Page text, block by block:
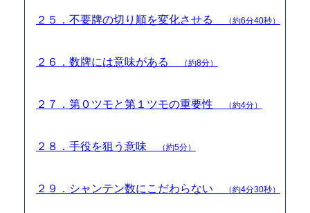
２５．不要牌の切り順を変化させる （約6分40秒）
２６．数牌には意味がある （約8分）
２７．第０ツモと第１ツモの重要性 （約4分）
２８．手役を狙う意味 （約5分）
２９．シャンテン数にこだわらない （約4分30秒）